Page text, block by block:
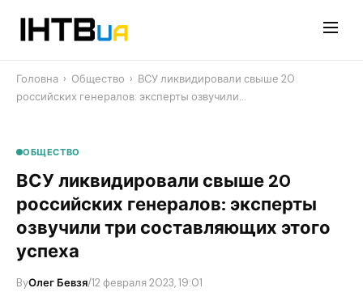
Головна › Общество › ​ВСУ ликвидировали свыше 20
российских генералов: эксперты озвучили…
ОБЩЕСТВО
​ВСУ ликвидировали свыше 20
российских генералов: эксперты
озвучили три составляющих этого
успеха
ByОлег Бевзя/12 февраля 2023, 19:01